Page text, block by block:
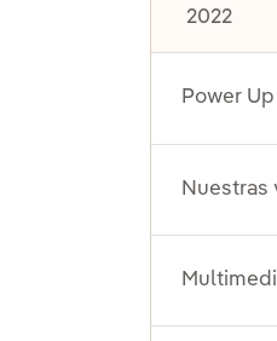
2022
Power Up
Nuestras